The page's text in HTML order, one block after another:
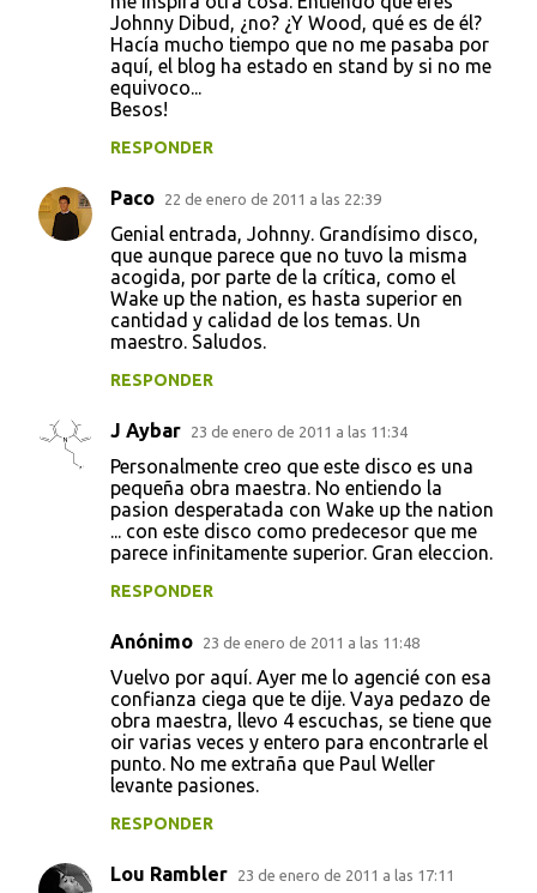
Johnny Dibud, ¿no? ¿Y Wood, qué es de él?
Hacía mucho tiempo que no me pasaba por
aquí, el blog ha estado en stand by si no me
equivoco...
Besos!
RESPONDER
Paco 22 de enero de 2011 a las 22:39
Genial entrada, Johnny. Grandísimo disco,
que aunque parece que no tuvo la misma
acogida, por parte de la crítica, como el
Wake up the nation, es hasta superior en
cantidad y calidad de los temas. Un
maestro. Saludos.
RESPONDER
J Aybar 23 de enero de 2011 a las 11:34
Personalmente creo que este disco es una
pequeña obra maestra. No entiendo la
pasion desperatada con Wake up the nation
... con este disco como predecesor que me
parece infinitamente superior. Gran eleccion.
RESPONDER
Anónimo 23 de enero de 2011 a las 11:48
Vuelvo por aquí. Ayer me lo agencié con esa
confianza ciega que te dije. Vaya pedazo de
obra maestra, llevo 4 escuchas, se tiene que
oir varias veces y entero para encontrarle el
punto. No me extraña que Paul Weller
levante pasiones.
RESPONDER
Lou Rambler 23 de enero de 2011 a las 17:11